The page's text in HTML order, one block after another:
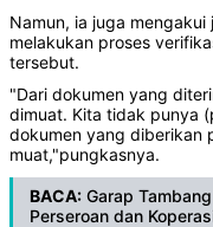
Namun, ia juga
melakukan proses
tersebut.
"Dari dokumen yang
dimuat. Kita tidak punya
dokumen yang diberikan
muat,"pungkasnya.
BACA: Garap
Perseroan dan